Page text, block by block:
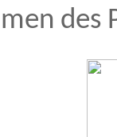
des